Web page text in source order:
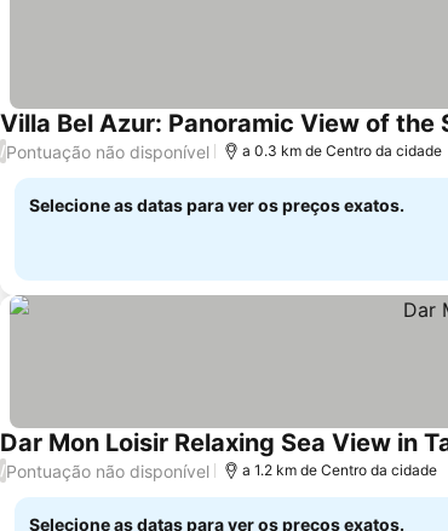
Villa Bel Azur: Panoramic View of the
/Pontuação não disponível a 0.3 km de Centro da cidade
Selecione as datas para ver os preços exatos.
Dar Mon Loisir Relaxing Sea View in
/Pontuação não disponível a 1.2 km de Centro da cidade
Selecione as datas para ver os preços exatos.